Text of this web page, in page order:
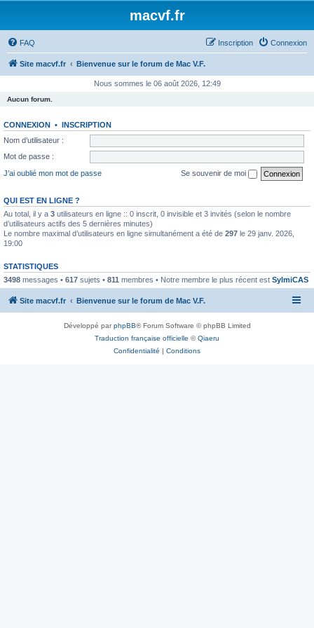
macvf.fr
FAQ Connexion
Inscription
Site macvf.fr Bienvenue sur le forum de Mac V.F.
Nous sommes le 06 août 2026, 12:49
Aucun forum.
CONNEXION • INSCRIPTION
Nom d’utilisateur :
Mot de passe :
J’ai oublié mon mot de passe
Se souvenir de moi
QUI EST EN LIGNE ?
Au total, il y a 3 utilisateurs en ligne :: 0 inscrit, 0 invisible et 3 invités (selon le nombre
d’utilisateurs actifs des 5 dernières minutes)
Le nombre maximal d’utilisateurs en ligne simultanément a été de 297 le 29 janv. 2026,
19:00
STATISTIQUES
3498 messages • 617 sujets • 811 membres • Notre membre le plus récent est SylmiCAS
Site macvf.fr Bienvenue sur le forum de Mac V.F.
Développé parphpBB® Forum Software © phpBB Limited
Traduction française officielle ©Qiaeru
Confidentialité | Conditions